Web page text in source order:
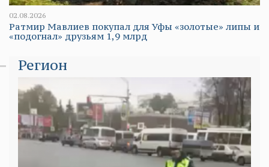
02.08.2026
Ратмир Мавлиев покупал для Уфы «золотые» липы и
«подогнал» друзьям 1,9 млрд
Регион